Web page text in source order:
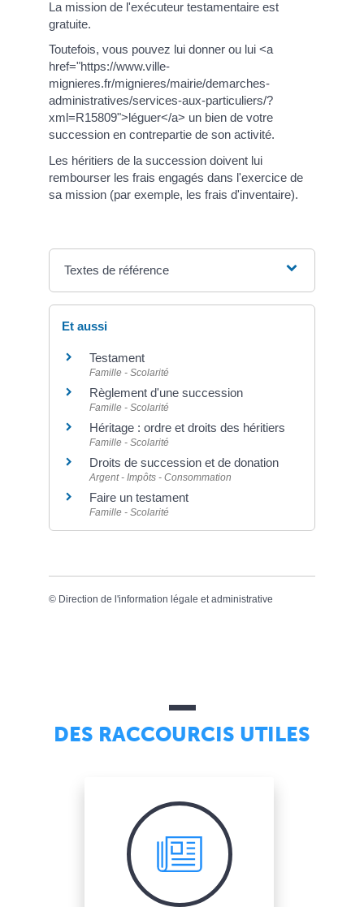
La mission de l'exécuteur testamentaire est
gratuite.
Toutefois, vous pouvez lui donner ou lui <a
href="https://www.ville-
mignieres.fr/mignieres/mairie/demarches-
administratives/services-aux-particuliers/?
xml=R15809">léguer</a> un bien de votre
succession en contrepartie de son activité.
Les héritiers de la succession doivent lui
rembourser les frais engagés dans l'exercice de
sa mission (par exemple, les frais d'inventaire).
Textes de référence
Et aussi
Testament
Famille - Scolarité
Règlement d'une succession
Famille - Scolarité
Héritage : ordre et droits des héritiers
Famille - Scolarité
Droits de succession et de donation
Argent - Impôts - Consommation
Faire un testament
Famille - Scolarité
© Direction de l'information légale et administrative
DES RACCOURCIS UTILES